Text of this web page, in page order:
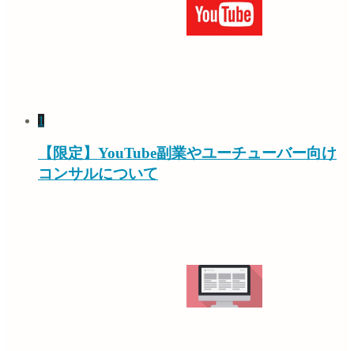
1
【限定】YouTube副業やユーチューバー向け
コンサルについて